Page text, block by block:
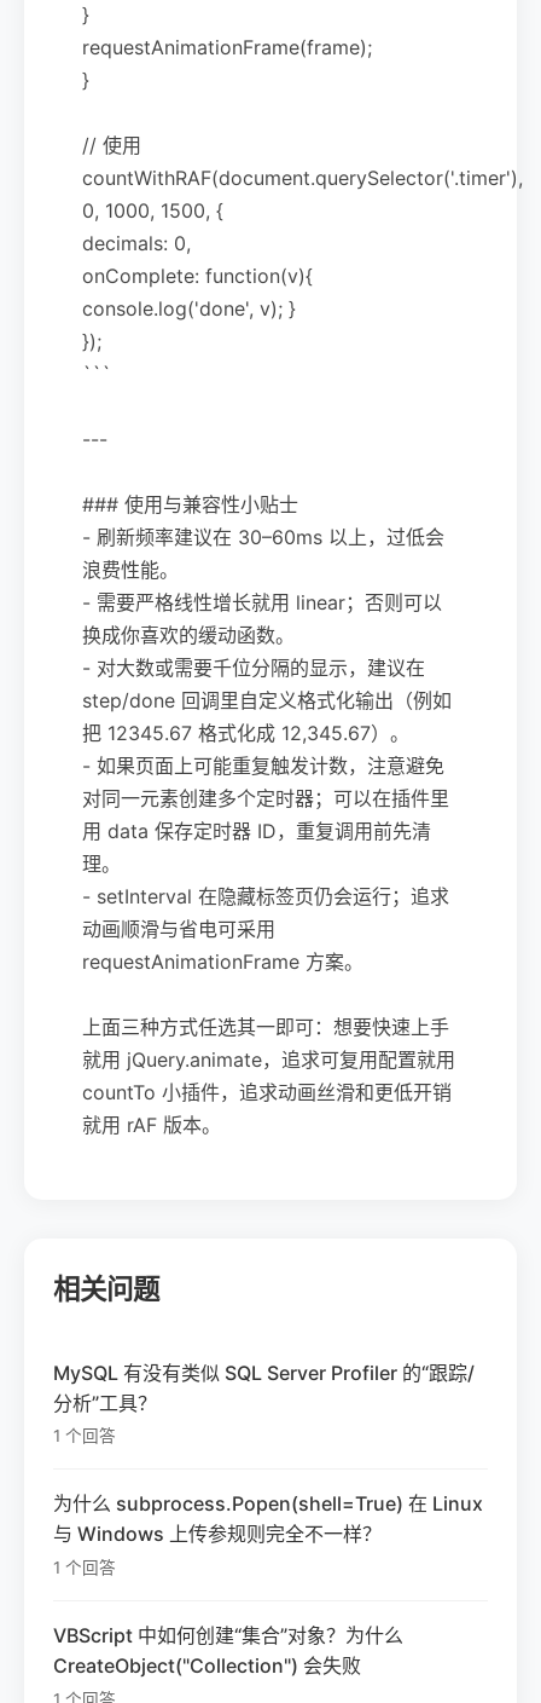
}
requestAnimationFrame(frame);
}
// 使用
countWithRAF(document.querySelector('.timer'),
0, 1000, 1500, {
decimals: 0,
onComplete: function(v){
console.log('done', v); }
});
```
---
### 使用与兼容性小贴士
- 刷新频率建议在 30–60ms 以上，过低会
浪费性能。
- 需要严格线性增长就用 linear；否则可以
换成你喜欢的缓动函数。
- 对大数或需要千位分隔的显示，建议在
step/done 回调里自定义格式化输出（例如
把 12345.67 格式化成 12,345.67）。
- 如果页面上可能重复触发计数，注意避免
对同一元素创建多个定时器；可以在插件里
用 data 保存定时器 ID，重复调用前先清
理。
- setInterval 在隐藏标签页仍会运行；追求
动画顺滑与省电可采用
requestAnimationFrame 方案。
上面三种方式任选其一即可：想要快速上手
就用 jQuery.animate，追求可复用配置就用
countTo 小插件，追求动画丝滑和更低开销
就用 rAF 版本。
相关问题
MySQL 有没有类似 SQL Server Profiler 的“跟踪/
分析”工具？
1 个回答
为什么 subprocess.Popen(shell=True) 在 Linux
与 Windows 上传参规则完全不一样？
1 个回答
VBScript 中如何创建“集合”对象？为什么
CreateObject("Collection") 会失败